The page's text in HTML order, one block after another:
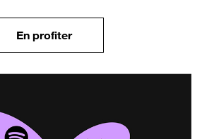
En profiter